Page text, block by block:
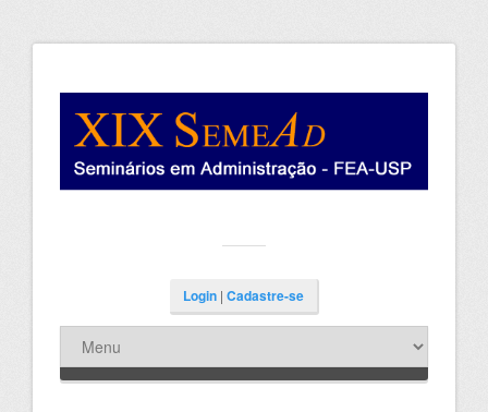
Login| Cadastre-se